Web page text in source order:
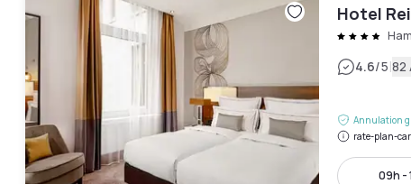
Hotel
4.6/5|82
Annulation
rate-plan-
09h -